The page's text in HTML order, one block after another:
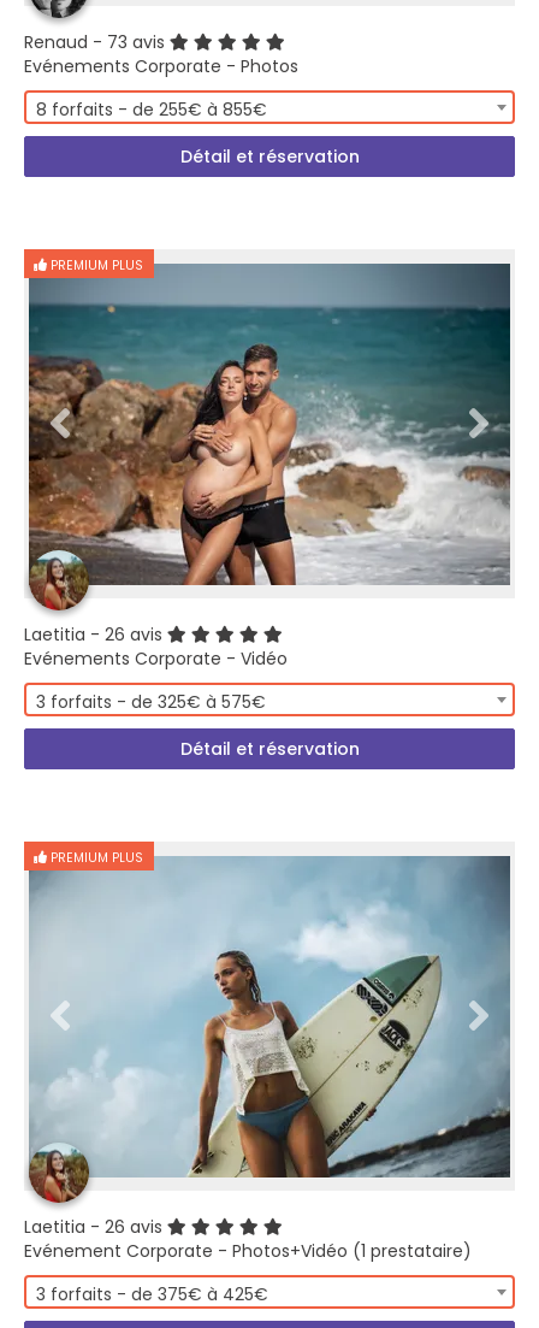
Renaud - 73 avis
Evénements Corporate - Photos
8 forfaits - de 255€ à 855€
Détail et réservation
PREMIUM PLUS
Laetitia - 26 avis
Evénements Corporate - Vidéo
3 forfaits - de 325€ à 575€
Détail et réservation
PREMIUM PLUS
Laetitia - 26 avis
Evénement Corporate - Photos+Vidéo (1 prestataire)
3 forfaits - de 375€ à 425€